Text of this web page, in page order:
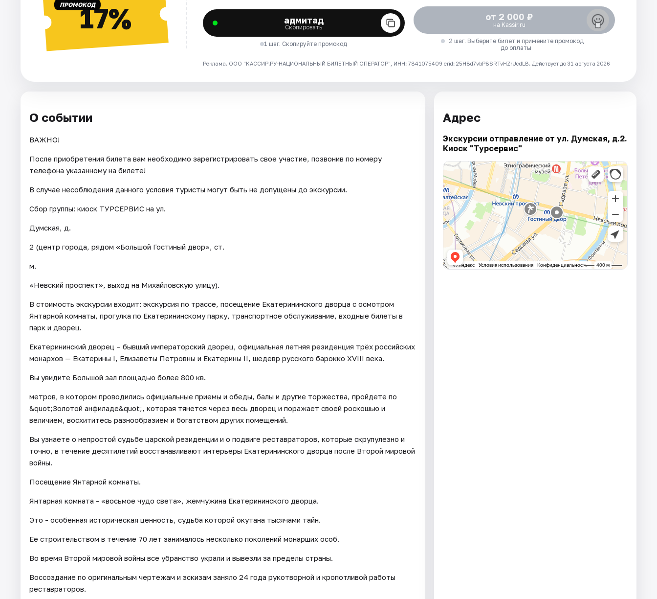
ПРОМОКОД17% адмитад
Скопировать
1 шаг. Скопируйте промокод
от 2 000 ₽
на Kassir.ru
2 шаг. Выберите билет и примените промокод
до оплаты
Реклама. ООО "КАССИР.РУ-НАЦИОНАЛЬНЫЙ БИЛЕТНЫЙ ОПЕРАТОР", ИНН: 7841075409 erid: 25H8d7vbP8SRTvHZrUcdLB. Действует до 31 августа 2026
О событии
ВАЖНО!
После приобретения билета вам необходимо зарегистрировать свое участие, позвонив по номеру
телефона указанному на билете!
В случае несоблюдения данного условия туристы могут быть не допущены до экскурсии.
Сбор группы: киоск ТУРСЕРВИС на ул.
Думская, д.
2 (центр города, рядом «Большой Гостиный двор», ст.
м.
«Невский проспект», выход на Михайловскую улицу).
В стоимость экскурсии входит: экскурсия по трассе, посещение Екатерининского дворца с осмотром
Янтарной комнаты, прогулка по Екатерининскому парку, транспортное обслуживание, входные билеты в
парк и дворец.
Екатерининский дворец – бывший императорский дворец, официальная летняя резиденция трёх российских
монархов — Екатерины I, Елизаветы Петровны и Екатерины II, шедевр русского барокко XVIII века.
Вы увидите Большой зал площадью более 800 кв.
метров, в котором проводились официальные приемы и обеды, балы и другие торжества, пройдете по
&quot;Золотой анфиладе&quot;, которая тянется через весь дворец и поражает своей роскошью и
величием, восхититесь разнообразием и богатством других помещений.
Вы узнаете о непростой судьбе царской резиденции и о подвиге реставраторов, которые скрупулезно и
точно, в течение десятилетий восстанавливают интерьеры Екатерининского дворца после Второй мировой
войны.
Посещение Янтарной комнаты.
Янтарная комната - «восьмое чудо света», жемчужина Екатерининского дворца.
Это - особенная историческая ценность, судьба которой окутана тысячами тайн.
Её строительством в течение 70 лет занималось несколько поколений монарших особ.
Во время Второй мировой войны все убранство украли и вывезли за пределы страны.
Воссоздание по оригинальным чертежам и эскизам заняло 24 года рукотворной и кропотливой работы
реставраторов.
Адрес
Экскурсии отправление от ул. Думская, д.2.
Киоск "Турсервис"